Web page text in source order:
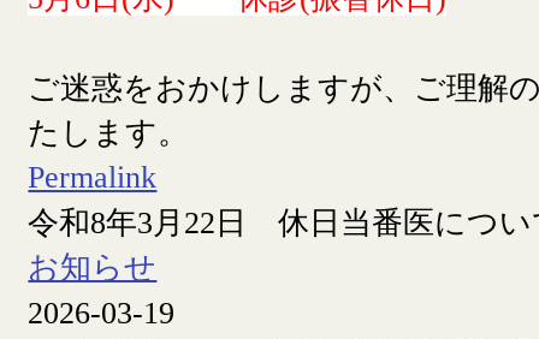
ご迷惑をおかけしますが、ご理解
たします。
Permalink
令和8年3月22日 休日当番医につい
お知らせ
2026-03-19